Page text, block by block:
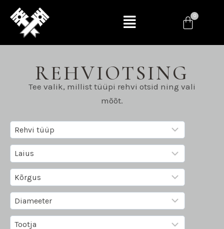
REHVIOTSING
Tee valik, millist tüüpi rehvi otsid ning vali
mõõt.